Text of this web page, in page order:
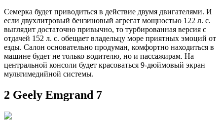
Семерка будет приводиться в действие двумя двигателями. И
если двухлитровый бензиновый агрегат мощностью 122 л. с.
выглядит достаточно привычно, то турбированная версия с
отдачей 152 л. с. обещает владельцу море приятных эмоций от
езды. Салон основательно продуман, комфортно находиться в
машине будет не только водителю, но и пассажирам. На
центральной консоли будет красоваться 9-дюймовый экран
мультимедийной системы.
2 Geely Emgrand 7